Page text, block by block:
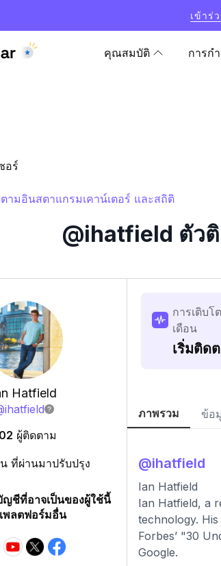
เข้าร่
คุณสมบัติ การก
อร์
ามอินสตาแกรมเคาน์เตอร์ และสถิติ
@ihatfield ตัว
Hatfield
ihatfield
ผู้ติดตาม
ที่ผ่านมาปรับปรุง
ชีที่อาจเป็นของผู้ใช้นี้
พลตฟอร์มอื่น
การเติบโ
เดือน
เริ่มติด
ภาพรวม ข้อ
@ihatfield
Ian Hatfield
Ian Hatfield, a
technology.
Forbes’ "30
Google.